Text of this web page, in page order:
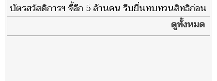
บัตรสวัสดิการฯ จี้อีก 5 ล้านคน รีบยื่นทบทวนสิทธิก่อน
ดูทั้งหมด